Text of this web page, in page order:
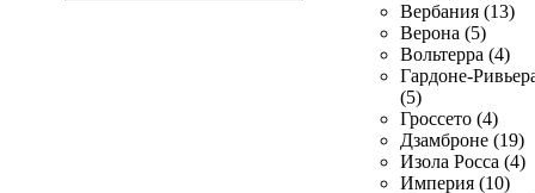
Вербания (13)
Верона (5)
Вольтерра (4)
Гардоне-
(5)
Гроссето (4)
Дзамброне (19)
Изола Росса (4)
Империя (10)